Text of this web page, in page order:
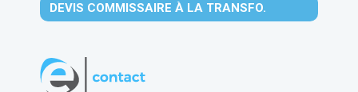
DEVIS COMMISSAIRE À LA TRANSFO.